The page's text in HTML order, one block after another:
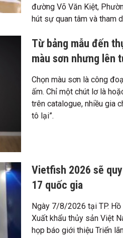
đường Võ Văn Kiệt,
hút sự quan tâm và tham
Từ bảng mẫu đến
màu sơn nhưng lên
Chọn màu sơn là công
ấm. Chỉ một chút lơ là
trên catalogue, nhiều gia
tô lại”.
Vietfish 2026 sẽ
17 quốc gia
Ngày 7/8/2026 tại TP. Hồ
Xuất khẩu thủy sản Việt
họp báo giới thiệu Triển